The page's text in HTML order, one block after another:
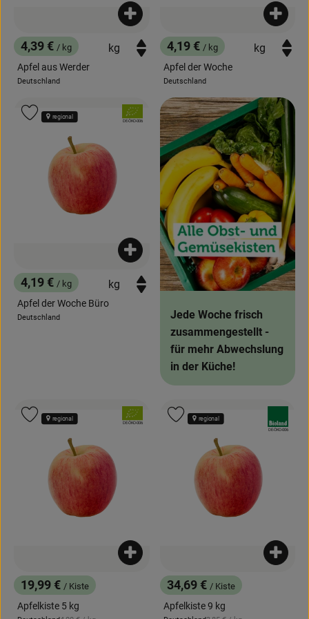
, Preis:
4,39 € / kg
Apfel aus Werder
, Herkunft:
Deutschland
Produkt zum Warenkorb hinzufügen
, Preis:
4,19 € / kg
Apfel der Woche
, Herkunft:
Deutschland
, Preis:
4,19 € / kg
Apfel der Woche Büro
, Herkunft:
Deutschland
Produkt zum Warenkorb hinzufügen
, Verband:
, Kontrollstelle:
DE-ÖKO-006
regional
Produkt zu Favouriten hinzufügen
Jede Woche frisch
zusammengestellt -
für mehr Abwechslung
in der Küche!
, Preis:
19,99 € / Kiste
Apfelkiste 5 kg
Produkt zum Warenkorb hinzufügen
, Verband:
, Kontrollstelle:
DE-ÖKO-006
regional
Produkt zu Favouriten hinzufügen
, Preis:
34,69 € / Kiste
Apfelkiste 9 kg
, Kontrollstelle:
DE-ÖKO-006
regional
Produkt zu Favouriten hinzufügen